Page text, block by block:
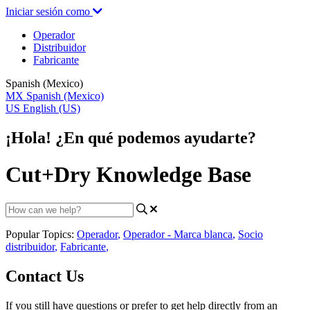
Iniciar sesión como
Operador
Distribuidor
Fabricante
Spanish (Mexico)
MX Spanish (Mexico)
US English (US)
¡Hola! ¿En qué podemos ayudarte?
Cut+Dry Knowledge Base
Popular Topics: Operador, Operador - Marca blanca, Socio
distribuidor, Fabricante,
Contact Us
If you still have questions or prefer to get help directly from an